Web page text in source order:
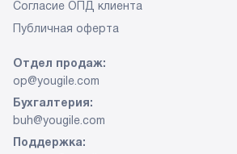
Согласие ОПД клиента
Публичная оферта
Отдел продаж:
op@yougile.com
Бухгалтерия:
buh@yougile.com
Поддержка: